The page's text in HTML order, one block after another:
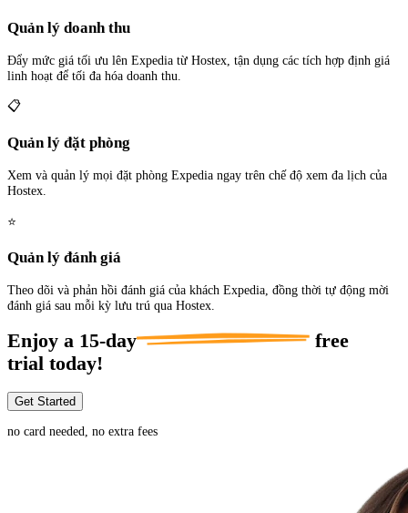
Quản lý doanh thu
Đẩy mức giá tối ưu lên Expedia từ Hostex, tận dụng các tích hợp định giá
linh hoạt để tối đa hóa doanh thu.
📋
Quản lý đặt phòng
Xem và quản lý mọi đặt phòng Expedia ngay trên chế độ xem đa lịch của
Hostex.
⭐
Quản lý đánh giá
Theo dõi và phản hồi đánh giá của khách Expedia, đồng thời tự động mời
đánh giá sau mỗi kỳ lưu trú qua Hostex.
Enjoy a 15-day
free
trial today!
Get Started
no card needed, no extra fees